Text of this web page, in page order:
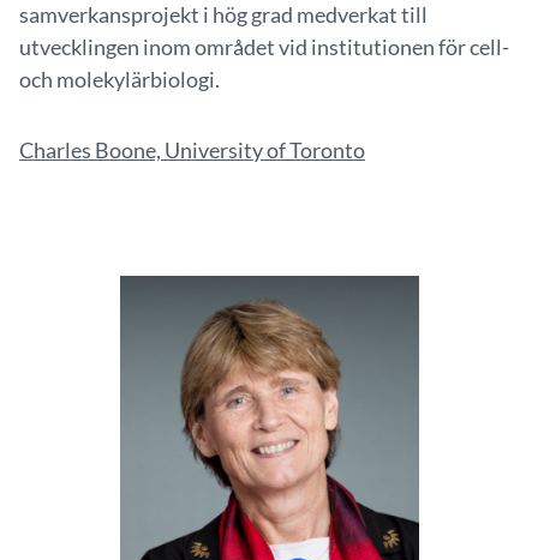
samverkansprojekt i hög grad medverkat till
utvecklingen inom området vid institutionen för cell-
och molekylärbiologi.
Charles Boone, University of Toronto